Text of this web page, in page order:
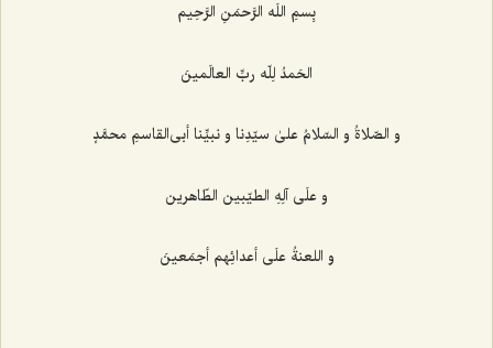
بِسمِ اللَه الرَّحمَنِ الرَّحِیم‌
الحَمدُ لِلّه ربِّ العالَمینَ
و الصّلاةُ و السّلامُ علیٰ سیّدِنا و نبیِّنا أبی‌القاسمِ محمَّدٍ
و علَی آلِهِ الطیّبین الطّاهرین‌
و اللعنةُ علَی أعدائِهم أجمَعینَ‌